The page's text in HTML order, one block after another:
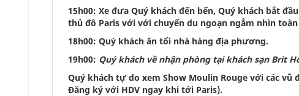
15h00: Xe đưa Quý khách đến bến, Quý khách bắt
thủ đô Paris với với chuyến du ngoạn ngắm nhìn
18h00: Quý khách ăn tối nhà hàng địa phương.
19h00: Quý khách về nhận phòng tại khách sạn Brit
Quý khách tự do xem Show Moulin Rouge với các
Đăng ký với HDV ngay khi tới Paris).